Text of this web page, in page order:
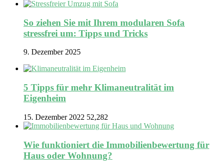
So ziehen Sie mit Ihrem modularen Sofa
stressfrei um: Tipps und Tricks
9. Dezember 2025
5 Tipps für mehr Klimaneutralität im
Eigenheim
15. Dezember 2022 52,282
Wie funktioniert die Immobilienbewertung für
Haus oder Wohnung?